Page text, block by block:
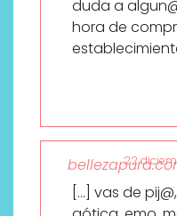
duda a
hora de
22
[…] vas de